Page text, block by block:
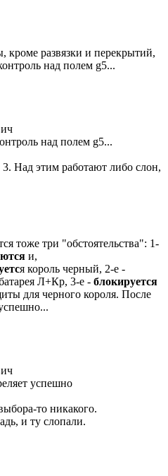
кроме развязки и перекрытий,
над полем g5...
над полем g5...
3. Над этим работают либо слон,
тоже три "обстоятельства": 1-
и,
я король черный, 2-е -
Л+Кр, 3-е - блокируется
для черного короля. После
успешно
то никакого.
и ту слопали.